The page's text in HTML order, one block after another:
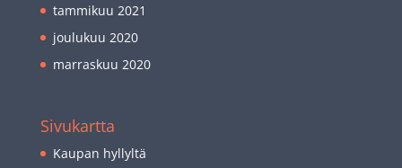
tammikuu 2021
joulukuu 2020
marraskuu 2020
Sivukartta
Kaupan hyllyltä